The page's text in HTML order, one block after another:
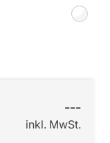
---
inkl. MwSt.